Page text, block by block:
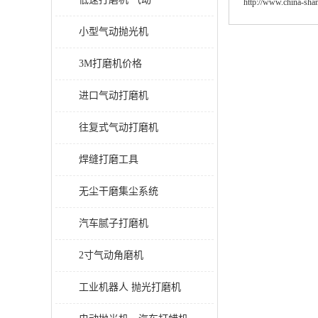
小型气动抛光机
3M打磨机价格
进口气动打磨机
往复式气动打磨机
焊缝打磨工具
无尘干磨集尘系统
汽车腻子打磨机
2寸气动角磨机
工业机器人 抛光打磨机
http://www.china-